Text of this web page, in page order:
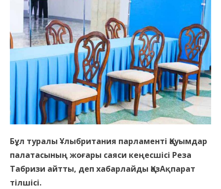
Бұл туралы Ұлыбритания парламенті Қауымдар
палатасының жоғары саяси кеңесшісі Реза
Табризи айтты, деп хабарлайды ҚазАқпарат
тілшісі.